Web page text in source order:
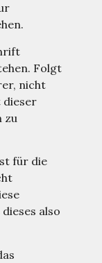
Folgt
nicht
dieser
zu
für die
also